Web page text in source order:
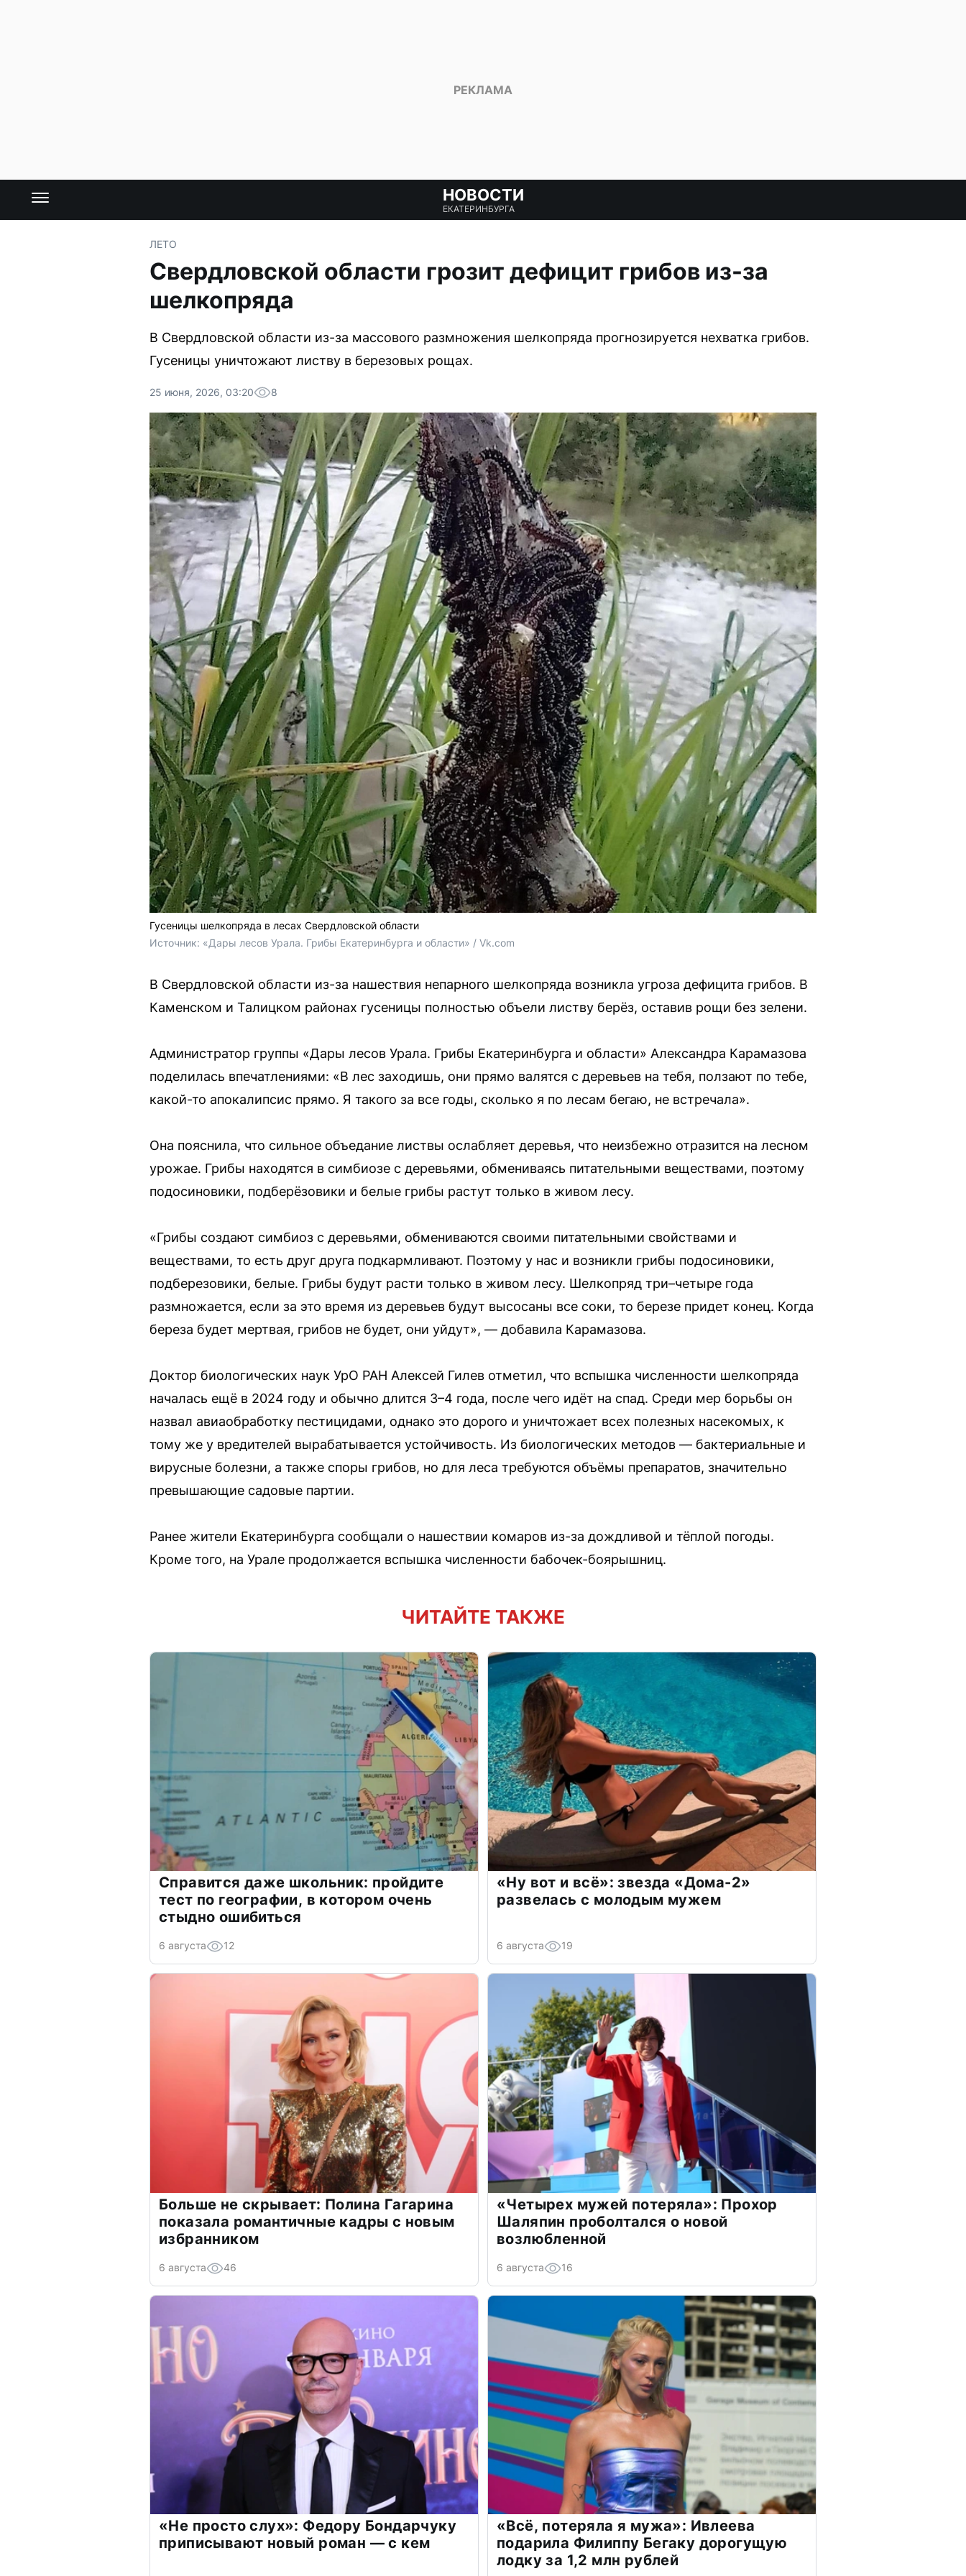
НОВОСТИ
ЕКАТЕРИНБУРГА
ЛЕТО
Свердловской области грозит дефицит грибов из-за
шелкопряда
В Свердловской области из-за массового размножения шелкопряда прогнозируется нехватка грибов.
Гусеницы уничтожают листву в березовых рощах.
25 июня, 2026, 03:20 8
Гусеницы шелкопряда в лесах Свердловской области
Источник: «Дары лесов Урала. Грибы Екатеринбурга и области» / Vk.com
В Свердловской области из-за нашествия непарного шелкопряда возникла угроза дефицита грибов. В
Каменском и Талицком районах гусеницы полностью объели листву берёз, оставив рощи без зелени.
Администратор группы «Дары лесов Урала. Грибы Екатеринбурга и области» Александра Карамазова
поделилась впечатлениями: «В лес заходишь, они прямо валятся с деревьев на тебя, ползают по тебе,
какой-то апокалипсис прямо. Я такого за все годы, сколько я по лесам бегаю, не встречала».
Она пояснила, что сильное объедание листвы ослабляет деревья, что неизбежно отразится на лесном
урожае. Грибы находятся в симбиозе с деревьями, обмениваясь питательными веществами, поэтому
подосиновики, подберёзовики и белые грибы растут только в живом лесу.
«Грибы создают симбиоз с деревьями, обмениваются своими питательными свойствами и
веществами, то есть друг друга подкармливают. Поэтому у нас и возникли грибы подосиновики,
подберезовики, белые. Грибы будут расти только в живом лесу. Шелкопряд три–четыре года
размножается, если за это время из деревьев будут высосаны все соки, то березе придет конец. Когда
береза будет мертвая, грибов не будет, они уйдут», — добавила Карамазова.
Доктор биологических наук УрО РАН Алексей Гилев отметил, что вспышка численности шелкопряда
началась ещё в 2024 году и обычно длится 3–4 года, после чего идёт на спад. Среди мер борьбы он
назвал авиаобработку пестицидами, однако это дорого и уничтожает всех полезных насекомых, к
тому же у вредителей вырабатывается устойчивость. Из биологических методов — бактериальные и
вирусные болезни, а также споры грибов, но для леса требуются объёмы препаратов, значительно
превышающие садовые партии.
Ранее жители Екатеринбурга сообщали о нашествии комаров из-за дождливой и тёплой погоды.
Кроме того, на Урале продолжается вспышка численности бабочек-боярышниц.
ЧИТАЙТЕ ТАКЖЕ
Справится даже школьник: пройдите
тест по географии, в котором очень
стыдно ошибиться
6 августа 12
«Ну вот и всё»: звезда «Дома-2»
развелась с молодым мужем
6 августа 19
Больше не скрывает: Полина Гагарина
показала романтичные кадры с новым
избранником
6 августа 46
«Четырех мужей потеряла»: Прохор
Шаляпин проболтался о новой
возлюбленной
6 августа 16
«Не просто слух»: Федору Бондарчуку
приписывают новый роман — с кем
«Всё, потеряла я мужа»: Ивлеева
подарила Филиппу Бегаку дорогущую
лодку за 1,2 млн рублей